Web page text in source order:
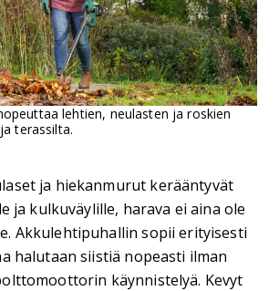
lehtien, neulasten ja roskien
terassilta.
ja hiekanmurut kerääntyvät
ja kulkuväylille, harava ei aina ole
Akkulehtipuhallin sopii erityisesti
halutaan siistiä nopeasti ilman
käynnistelyä. Kevyt